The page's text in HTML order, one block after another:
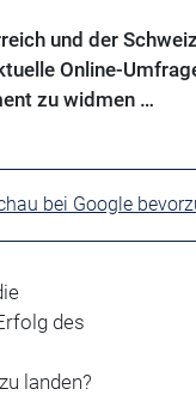
und der
Online-
zu widmen …
bei Google
des
landen?